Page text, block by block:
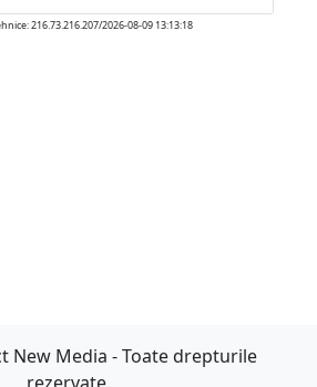
216.73.216.207/2026-08-09 13:13:18
New Media - Toate drepturile